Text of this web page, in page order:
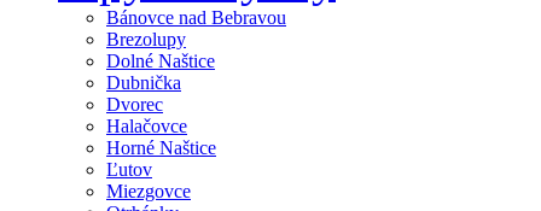
Bánovce nad Bebravou
Brezolupy
Dolné Naštice
Dubnička
Dvorec
Halačovce
Horné Naštice
Ľutov
Miezgovce